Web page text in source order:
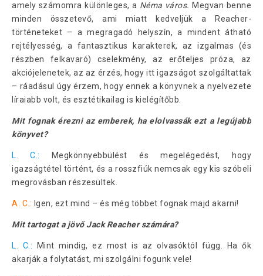
amely számomra különleges, a Néma város. Megvan benne
minden összetevő, ami miatt kedveljük a Reacher-
történeteket – a megragadó helyszín, a mindent átható
rejtélyesség, a fantasztikus karakterek, az izgalmas (és
részben felkavaró) cselekmény, az erőteljes próza, az
akciójelenetek, az az érzés, hogy itt igazságot szolgáltattak
– ráadásul úgy érzem, hogy ennek a könyvnek a nyelvezete
líraiabb volt, és esztétikailag is kielégítőbb.
Mit fognak érezni az emberek, ha elolvassák ezt a legújabb
könyvet?
L. C.:
Megkönnyebbülést és megelégedést, hogy
igazságtétel történt, és a rosszfiúk nemcsak egy kis szóbeli
megrovásban részesültek.
A. C.: Igen, ezt mind – és még többet fognak majd akarni!
Mit tartogat a jövő Jack Reacher számára?
L. C.: Mint mindig, ez most is az olvasóktól függ. Ha ők
akarják a folytatást, mi szolgálni fogunk vele!